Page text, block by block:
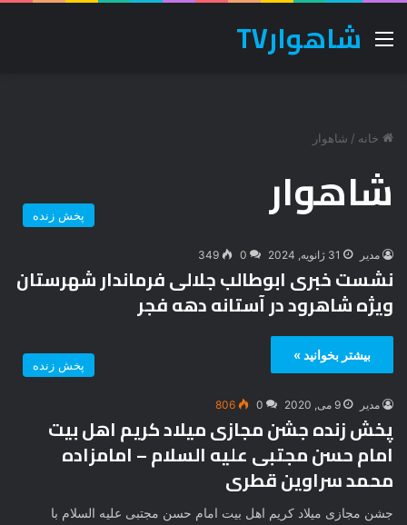
شاهوارTVمنو
خانه / شاهوار
شاهوار پخش زنده
مدیر 31 ژانویه, 2024 0
349
نشست خبری ابوطالب جلالی فرماندار شهرستان
ویژه شاهرود در آستانه دهه فجر
بیشتر بخوانید »
پخش زنده
مدیر 9 می, 2020 0
806
پخش زنده جشن مجازی میلاد کریم اهل بیت
امام حسن مجتبی علیه السلام – امامزاده
محمد سراوین قطری
جشن مجازی میلاد کریم اهل بیت امام حسن مجتبی علیه السلام با